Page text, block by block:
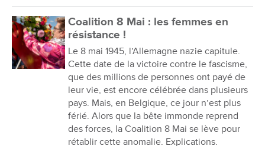
Coalition 8 Mai : les femmes en
résistance !
Le 8 mai 1945, l’Allemagne nazie capitule.
Cette date de la victoire contre le fascisme,
que des millions de personnes ont payé de
leur vie, est encore célébrée dans plusieurs
pays. Mais, en Belgique, ce jour n’est plus
férié. Alors que la bête immonde reprend
des forces, la Coalition 8 Mai se lève pour
rétablir cette anomalie. Explications.